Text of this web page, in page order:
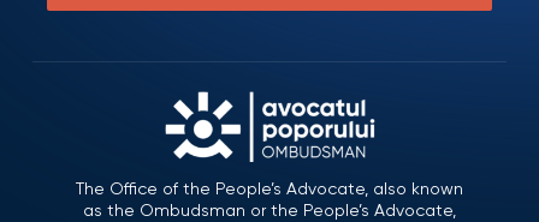
The Office of the People’s Advocate, also known
as the Ombudsman or the People’s Advocate,